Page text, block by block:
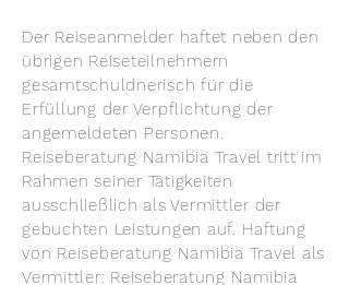
Der Reiseanmelder haftet neben den
übrigen Reiseteilnehmern
gesamtschuldnerisch für die
Erfüllung der Verpflichtung der
angemeldeten Personen.
Reiseberatung Namibia Travel tritt im
Rahmen seiner Tätigkeiten
ausschließlich als Vermittler der
gebuchten Leistungen auf. Haftung
von Reiseberatung Namibia Travel als
Vermittler: Reiseberatung Namibia